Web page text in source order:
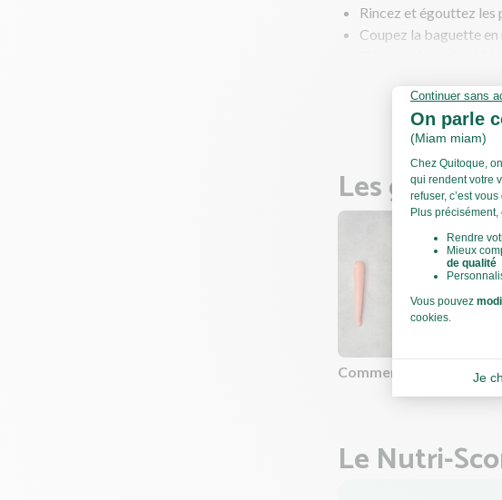
Rincez et égouttez les
Coupez la baguette
sur les pois chiches.
Les gestes
Comment couper une
Le Nutri-